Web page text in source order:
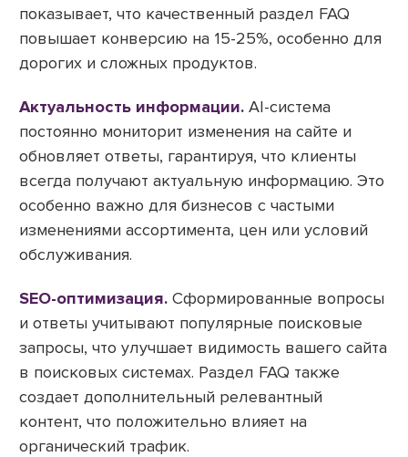
показывает, что качественный раздел FAQ
повышает конверсию на 15-25%, особенно для
дорогих и сложных продуктов.
Актуальность информации. AI-система
постоянно мониторит изменения на сайте и
обновляет ответы, гарантируя, что клиенты
всегда получают актуальную информацию. Это
особенно важно для бизнесов с частыми
изменениями ассортимента, цен или условий
обслуживания.
SEO-оптимизация. Сформированные вопросы
и ответы учитывают популярные поисковые
запросы, что улучшает видимость вашего сайта
в поисковых системах. Раздел FAQ также
создает дополнительный релевантный
контент, что положительно влияет на
органический трафик.